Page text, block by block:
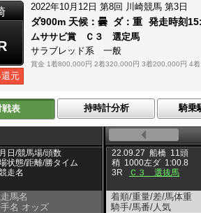
還元
2022年10月12日 第8回 川崎競馬 第3日
ダ900m 天候： 曇 ダ：重 発走時刻
ムササビ賞 Ｃ３ 選定馬
サラブレッド系 一般
賞金 1着800,000円 2着320,000円 3着200,000円 4
戦表 持時計分析 騎乗
日/競馬場/頭数
状態/距離/勝タイム
走名
馬名
名 オッズ
22.09.27 船橋 11頭
稍 1000左ダ 1:00.8
3R
Ｃ３ 選抜馬
着順/重量/差/馬体重
騎手/馬番/人気